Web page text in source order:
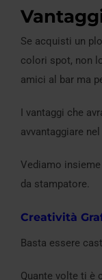
Se acquisti un
colori spot, non
amici al bar ma
I vantaggi che
avvantaggiare
Vediamo
da stampatore.
Creatività
Basta essere
Quante volte ti è